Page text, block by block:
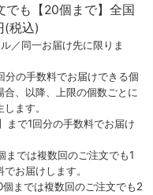
でも【20個まで】全国
(税込)
／同一お届け先に限りま
分の手数料でお届けできる個
合、以降、上限の個数ごとに
ます。
まで1回分の手数料でお届け
までは複数回のご注文でも1
お届けします。
までは複数回のご注文でも2